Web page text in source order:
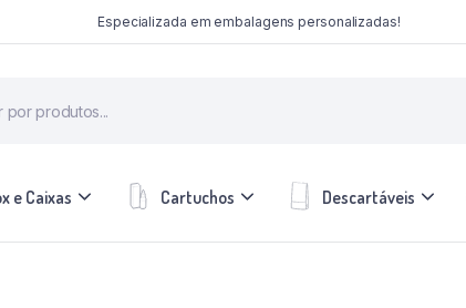
Especializada em embalagens personalizadas!
e Caixas Cartuchos Descartáveis